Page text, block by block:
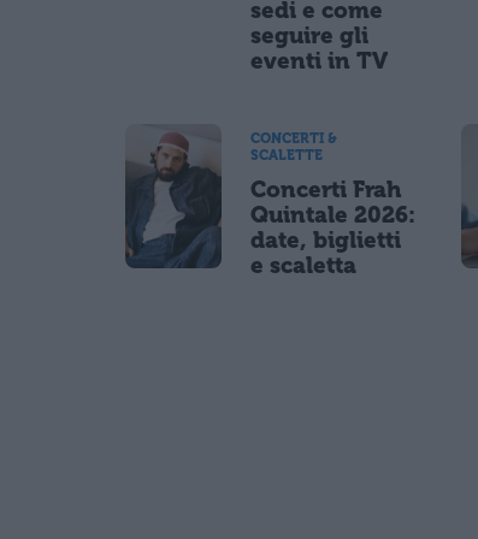
sedi e come
seguire gli
eventi in TV
CONCERTI &
SCALETTE
Concerti Frah
Quintale 2026:
date, biglietti
e scaletta